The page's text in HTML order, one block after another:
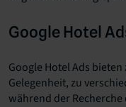
Google Hotel
Google Hotel Ads
Gelegenheit, zu
während der